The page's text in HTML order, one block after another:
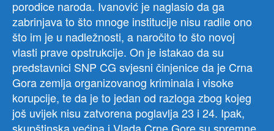
porodice naroda. Ivanović je naglasio da ga
zabrinjava to što mnoge institucije nisu radile ono
što im je u nadležnosti, a naročito to što novoj
vlasti prave opstrukcije. On je istakao da su
predstavnici SNP CG svjesni činjenice da je Crna
Gora zemlja organizovanog kriminala i visoke
korupcije, te da je to jedan od razloga zbog kojeg
još uvijek nisu zatvorena poglavlja 23 i 24. Ipak,